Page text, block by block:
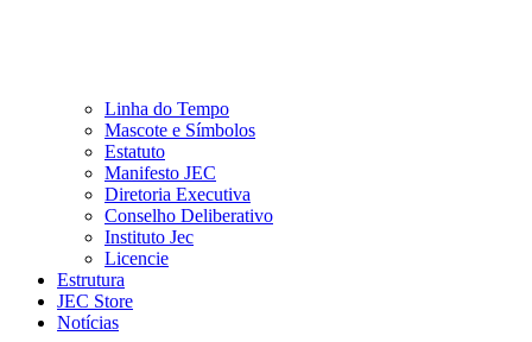
Linha do Tempo
Mascote e Símbolos
Estatuto
Manifesto JEC
Diretoria Executiva
Conselho Deliberativo
Instituto Jec
Licencie
Estrutura
JEC Store
Notícias